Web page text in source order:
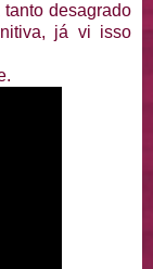
tanto desagrado
já vi isso